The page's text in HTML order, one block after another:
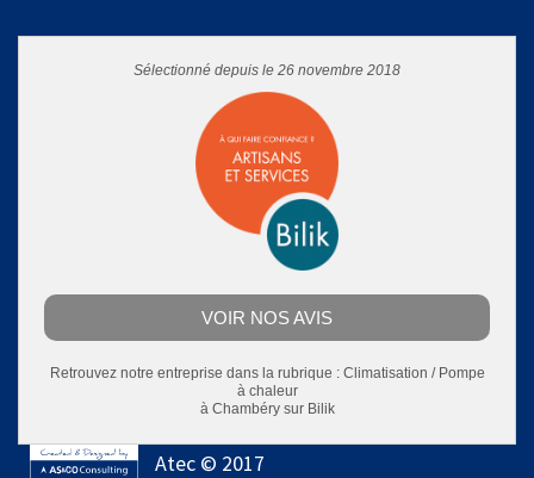
Sélectionné depuis le 26 novembre 2018
VOIR NOS AVIS
Retrouvez notre entreprise dans la rubrique : Climatisation / Pompe
à chaleur
à Chambérysur Bilik
Atec © 2017